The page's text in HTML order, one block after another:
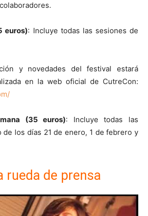
euros): Incluye todas las sesiones de
y novedades del festival estará
en la web oficial de CutreCon:
(35 euros): Incluye todas las
de los días 21 de enero, 1 de febrero y
rueda de prensa